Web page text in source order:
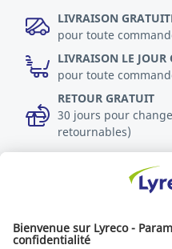
LIVRAISON
pour toute
LIVRAISON LE
pour toute
RETOUR GRATUIT
30 jours pour
retournables)
Durabilité